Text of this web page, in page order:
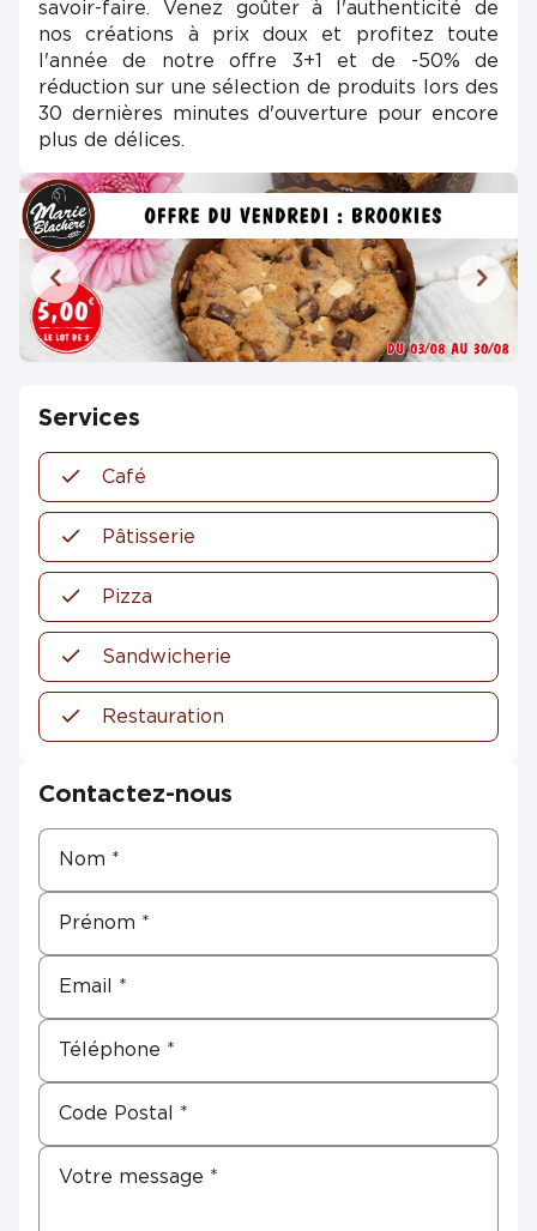
savoir-faire. Venez goûter à l'authenticité de
nos créations à prix doux et profitez toute
l'année de notre offre 3+1 et de -50% de
réduction sur une sélection de produits lors des
30 dernières minutes d'ouverture pour encore
plus de délices.
Services
Café
Pâtisserie
Pizza
Sandwicherie
Restauration
Contactez-nous